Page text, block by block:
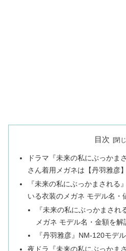
目次
ドラマ『未来の私にぶっか
さん着用メガネは【丹羽雅彦】
『未来の私にぶっかまされる
いる衣装のメガネ モデル名・
『未来の私にぶっかまされ
メガネ モデル名・金額を解
『丹羽雅彦』NM-120モデ
夜ドラ『未来の私にぶっかま